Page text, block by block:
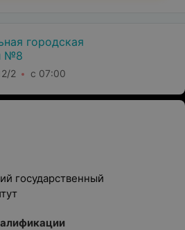
городская
№8
2 с 07:00
государственный